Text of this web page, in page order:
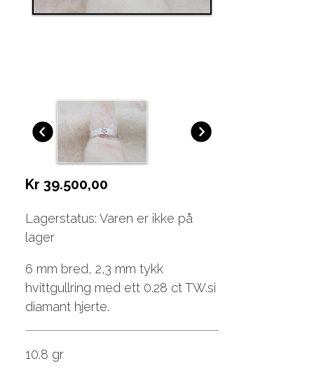
Kr 39.500,00
Lagerstatus: Varen er ikke på
lager
6 mm bred, 2,3 mm tykk
hvittgullring med ett 0.28 ct TW.si
diamant hjerte.
10.8 gr